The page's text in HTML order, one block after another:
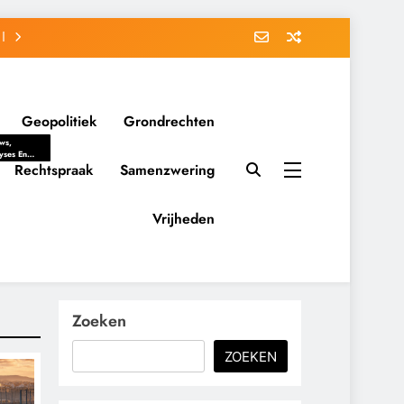
Geopolitiek Grondrechten
En
Politieke
Belangen
Rechtspraak Samenzwering
Vrijheden
Zoeken
ZOEKEN